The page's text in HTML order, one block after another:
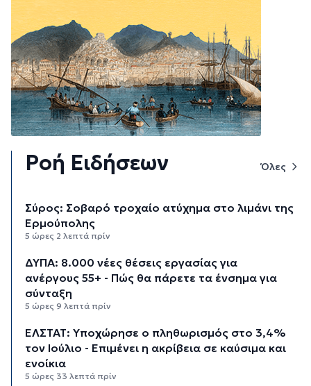
Ροή Ειδήσεων Όλες
Σύρος: Σοβαρό τροχαίο ατύχημα στο λιμάνι της
Ερμούπολης
5 ώρες 2 λεπτά πρίν
ΔΥΠΑ: 8.000 νέες θέσεις εργασίας για
ανέργους 55+ - Πώς θα πάρετε τα ένσημα για
σύνταξη
5 ώρες 9 λεπτά πρίν
ΕΛΣΤΑΤ: Υποχώρησε ο πληθωρισμός στο 3,4%
τον Ιούλιο - Επιμένει η ακρίβεια σε καύσιμα και
ενοίκια
5 ώρες 33 λεπτά πρίν